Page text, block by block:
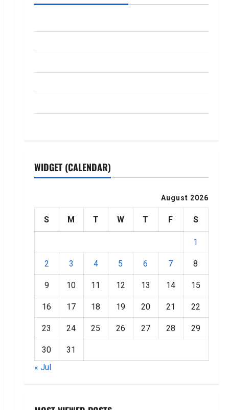
WIDGET (CALENDAR)
August 2026
S M T W T F S
1
2 3 4 5 6 7 8
9 10 11 12 13 14 15
16 17 18 19 20 21 22
23 24 25 26 27 28 29
30
31
« Jul